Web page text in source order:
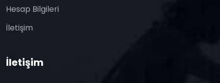
Hesap Bilgileri
İletişim
İletişim